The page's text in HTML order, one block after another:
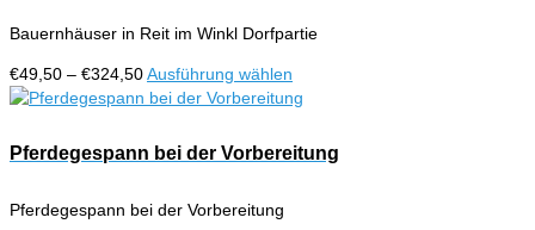
Bauernhäuser in Reit im Winkl Dorfpartie
€49,50 – €324,50Preisspanne:
€49,50
€324,50
Ausführung wählen
Produkt
mehrere
Varianten
Pferdegespann bei der Vorbereitung
Pferdegespann bei der Vorbereitung